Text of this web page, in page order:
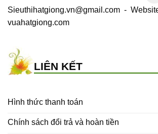
Sieuthihatgiong.vn@gmail.com -
vuahatgiong.com
LIÊN KẾT
Hình thức thanh toán
Chính sách đổi trả và hoàn tiền